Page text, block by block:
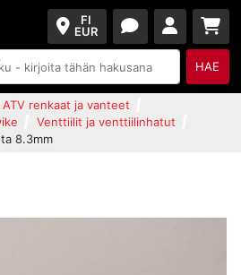
FI
EUR
HAE
ATV renkaat ja vanteet
Venttiilit ja venttiilinhatut
8.3mm